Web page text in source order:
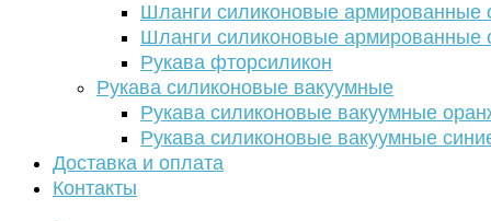
Шланги силиконовые армированные
Шланги силиконовые армированные
Рукава фторсиликон
Рукава силиконовые вакуумные
Рукава силиконовые вакуумные
Рукава силиконовые вакуумные
Доставка и оплата
Контакты